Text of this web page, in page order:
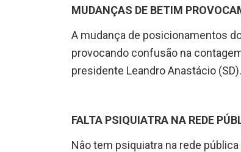
MUDANÇAS DE BETIM
A mudança de posicionamentos
provocando confusão na
presidente Leandro Anastácio
FALTA PSIQUIATRA NA REDE
Nâo tem psiquiatra na rede